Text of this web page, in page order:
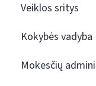
Veiklos sritys
Kokybės vadyba
Mokesčių